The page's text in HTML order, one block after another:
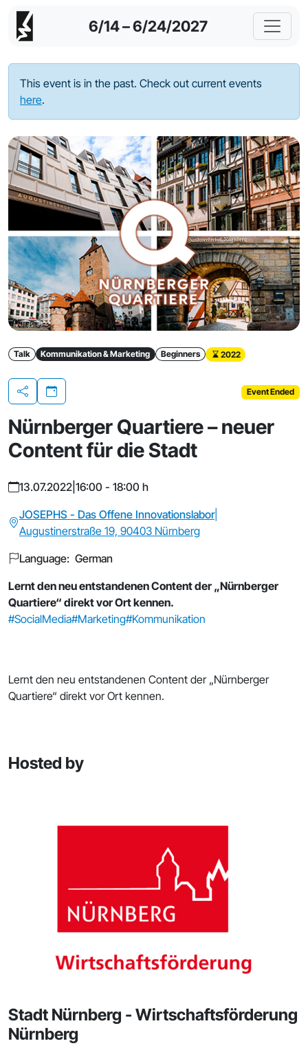
6/14 – 6/24/2027
This event is in the past. Check out current events
here.
Talk Kommunikation & Marketing Beginners 2022
Share
Event Ended
Nürnberger Quartiere – neuer
Content für die Stadt
13.07.2022 16:00 - 18:00 h
JOSEPHS - Das Offene Innovationslabor|
Augustinerstraße 19, 90403 Nürnberg
Language: German
Lernt den neu entstandenen Content der „Nürnberger
Quartiere“ direkt vor Ort kennen.
#SocialMedia#Marketing#Kommunikation
Lernt den neu entstandenen Content der „Nürnberger
Quartiere“ direkt vor Ort kennen.
Hosted by
Stadt Nürnberg - Wirtschaftsförderung
Nürnberg